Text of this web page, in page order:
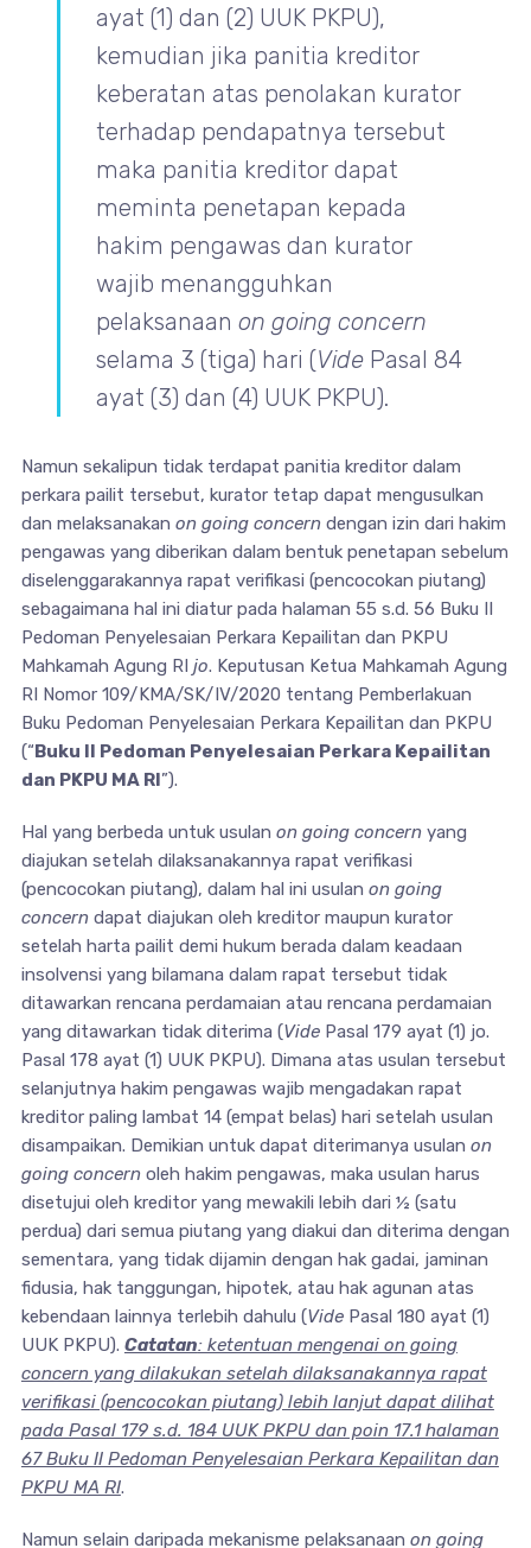
ayat (1) dan (2) UUK PKPU),
kemudian jika panitia kreditor
keberatan atas penolakan kurator
terhadap pendapatnya tersebut
maka panitia kreditor dapat
meminta penetapan kepada
hakim pengawas dan kurator
wajib menangguhkan
pelaksanaan on going concern
selama 3 (tiga) hari (VidePasal 84
ayat (3) dan (4) UUK PKPU).
Namun sekalipun tidak terdapat panitia kreditor dalam
perkara pailit tersebut, kurator tetap dapat mengusulkan
dan melaksanakan on going concerndengan izin dari hakim
pengawas yang diberikan dalam bentuk penetapan sebelum
diselenggarakannya rapat verifikasi (pencocokan piutang)
sebagaimana hal ini diatur pada halaman 55 s.d. 56 Buku II
Pedoman Penyelesaian Perkara Kepailitan dan PKPU
Mahkamah Agung RI jo. Keputusan Ketua Mahkamah Agung
RI Nomor 109/KMA/SK/IV/2020 tentang Pemberlakuan
Buku Pedoman Penyelesaian Perkara Kepailitan dan PKPU
(“Buku II Pedoman Penyelesaian Perkara Kepailitan
dan PKPU MA RI”).
Hal yang berbeda untuk usulan on going concernyang
diajukan setelah dilaksanakannya rapat verifikasi
(pencocokan piutang), dalam hal ini usulan on going
concerndapat diajukan oleh kreditor maupun kurator
setelah harta pailit demi hukum berada dalam keadaan
insolvensi yang bilamana dalam rapat tersebut tidak
ditawarkan rencana perdamaian atau rencana perdamaian
yang ditawarkan tidak diterima (VidePasal 179 ayat (1) jo.
Pasal 178 ayat (1) UUK PKPU). Dimana atas usulan tersebut
selanjutnya hakim pengawas wajib mengadakan rapat
kreditor paling lambat 14 (empat belas) hari setelah usulan
disampaikan. Demikian untuk dapat diterimanya usulan on
going concern oleh hakim pengawas, maka usulan harus
disetujui oleh kreditor yang mewakili lebih dari ½ (satu
perdua) dari semua piutang yang diakui dan diterima dengan
sementara, yang tidak dijamin dengan hak gadai, jaminan
fidusia, hak tanggungan, hipotek, atau hak agunan atas
kebendaan lainnya terlebih dahulu (VidePasal 180 ayat (1)
UUK PKPU). Catatan: ketentuan mengenai on going
concern yang dilakukan setelah dilaksanakannya rapat
verifikasi (pencocokan piutang) lebih lanjut dapat dilihat
pada Pasal 179 s.d. 184 UUK PKPU dan poin 17.1 halaman
67 Buku II Pedoman Penyelesaian Perkara Kepailitan dan
PKPU MA RI.
Namun selain daripada mekanisme pelaksanaan on going